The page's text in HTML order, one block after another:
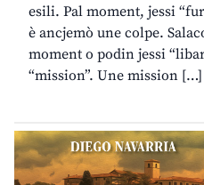
esili. Pal moment, jessi
è ancjemò une colpe.
moment o podin jessi
“mission”. Une mission […]